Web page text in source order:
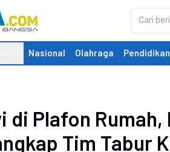
Nasional Olahraga Pendidikan
di Plafon
Tim Tabur